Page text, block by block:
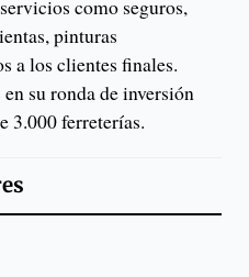
como seguros,
pinturas
a los clientes finales.
su ronda de inversión
3.000 ferreterías.